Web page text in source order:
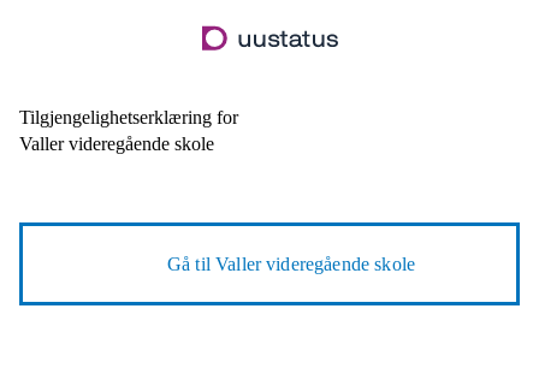
til
Tilgjengelighetserklæring for
Valler videregående skole
Gå tilValler videregående skole